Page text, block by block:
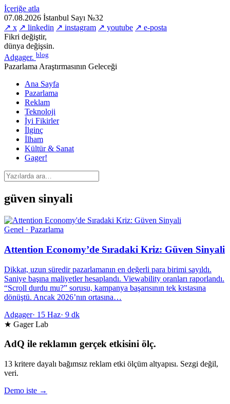
İçeriğe atla
07.08.2026 İstanbul Sayı №32
↗ x ↗ linkedin ↗ instagram ↗ youtube ↗ e-posta
Fikri değiştir,
dünya değişsin.
Adgager. blog
Pazarlama Araştırmasının Geleceği
Ana Sayfa
Pazarlama
Reklam
Teknoloji
İyi Fikirler
İlginç
İlham
Kültür & Sanat
Gager!
güven sinyali
Genel · Pazarlama
Attention Economy’de Sıradaki Kriz: Güven Sinyali
Dikkat, uzun süredir pazarlamanın en değerli para birimi sayıldı.
Saniye başına maliyetler hesaplandı. Viewability oranları raporlandı.
“Scroll durdu mu?” sorusu, kampanya başarısının tek kıstasına
dönüştü. Ancak 2026’nın ortasına…
Adgager· 15 Haz· 9 dk
★ Gager Lab
AdQ ile reklamın gerçek etkisini ölç.
13 kritere dayalı bağımsız reklam etki ölçüm altyapısı. Sezgi değil,
veri.
Demo iste →